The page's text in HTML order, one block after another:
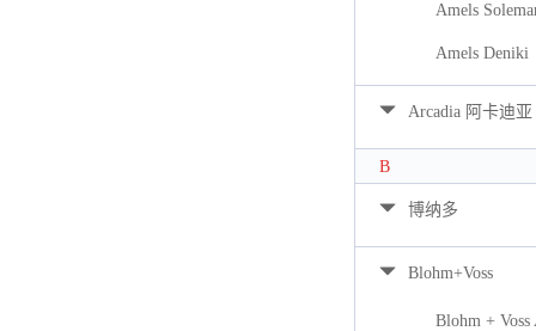
Amels
Amels Deniki
Arcadia 阿卡迪亚
B
博纳多
Blohm+Voss
Blohm + Voss